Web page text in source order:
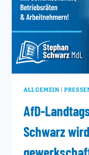
ALLGEMEIN |
AfD-
Schwarz wird